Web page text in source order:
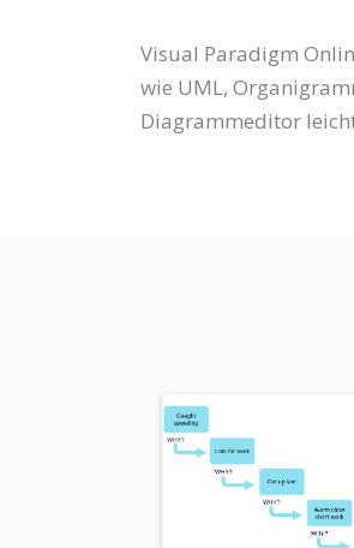
Visual Paradigm
wie UML,
Diagrammeditor